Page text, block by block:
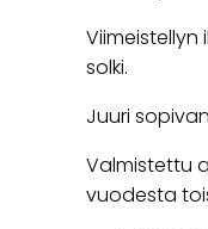
solki.
Juuri
Valmistettu
vuodesta